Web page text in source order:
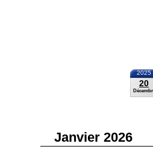
2025
20
Janvier 2026